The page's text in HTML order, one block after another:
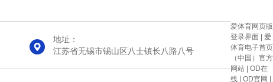
地址：
江苏省无锡市锡山区八士镇长八路八号
爱体育网页版
登录界面
爱
体育电子首页
（中国）官方
网站
OD在
线
OD官网